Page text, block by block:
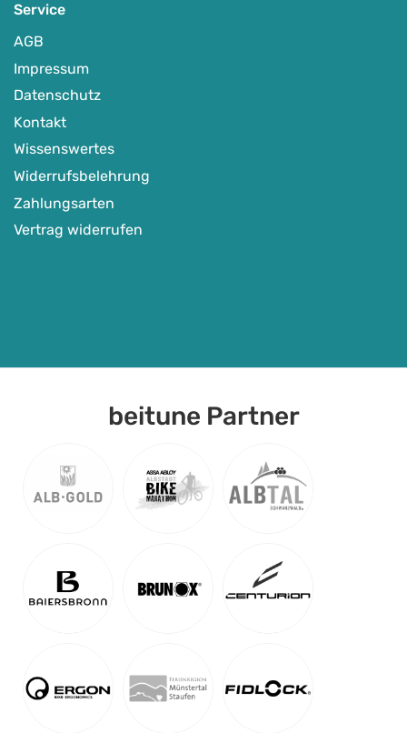
Service
AGB
Impressum
Datenschutz
Kontakt
Wissenswertes
Widerrufsbelehrung
Zahlungsarten
Vertrag widerrufen
beitune Partner